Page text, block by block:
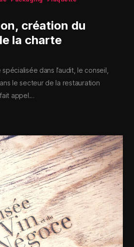
création du
la charte
dans l’audit, le conseil,
le secteur de la restauration
appel…